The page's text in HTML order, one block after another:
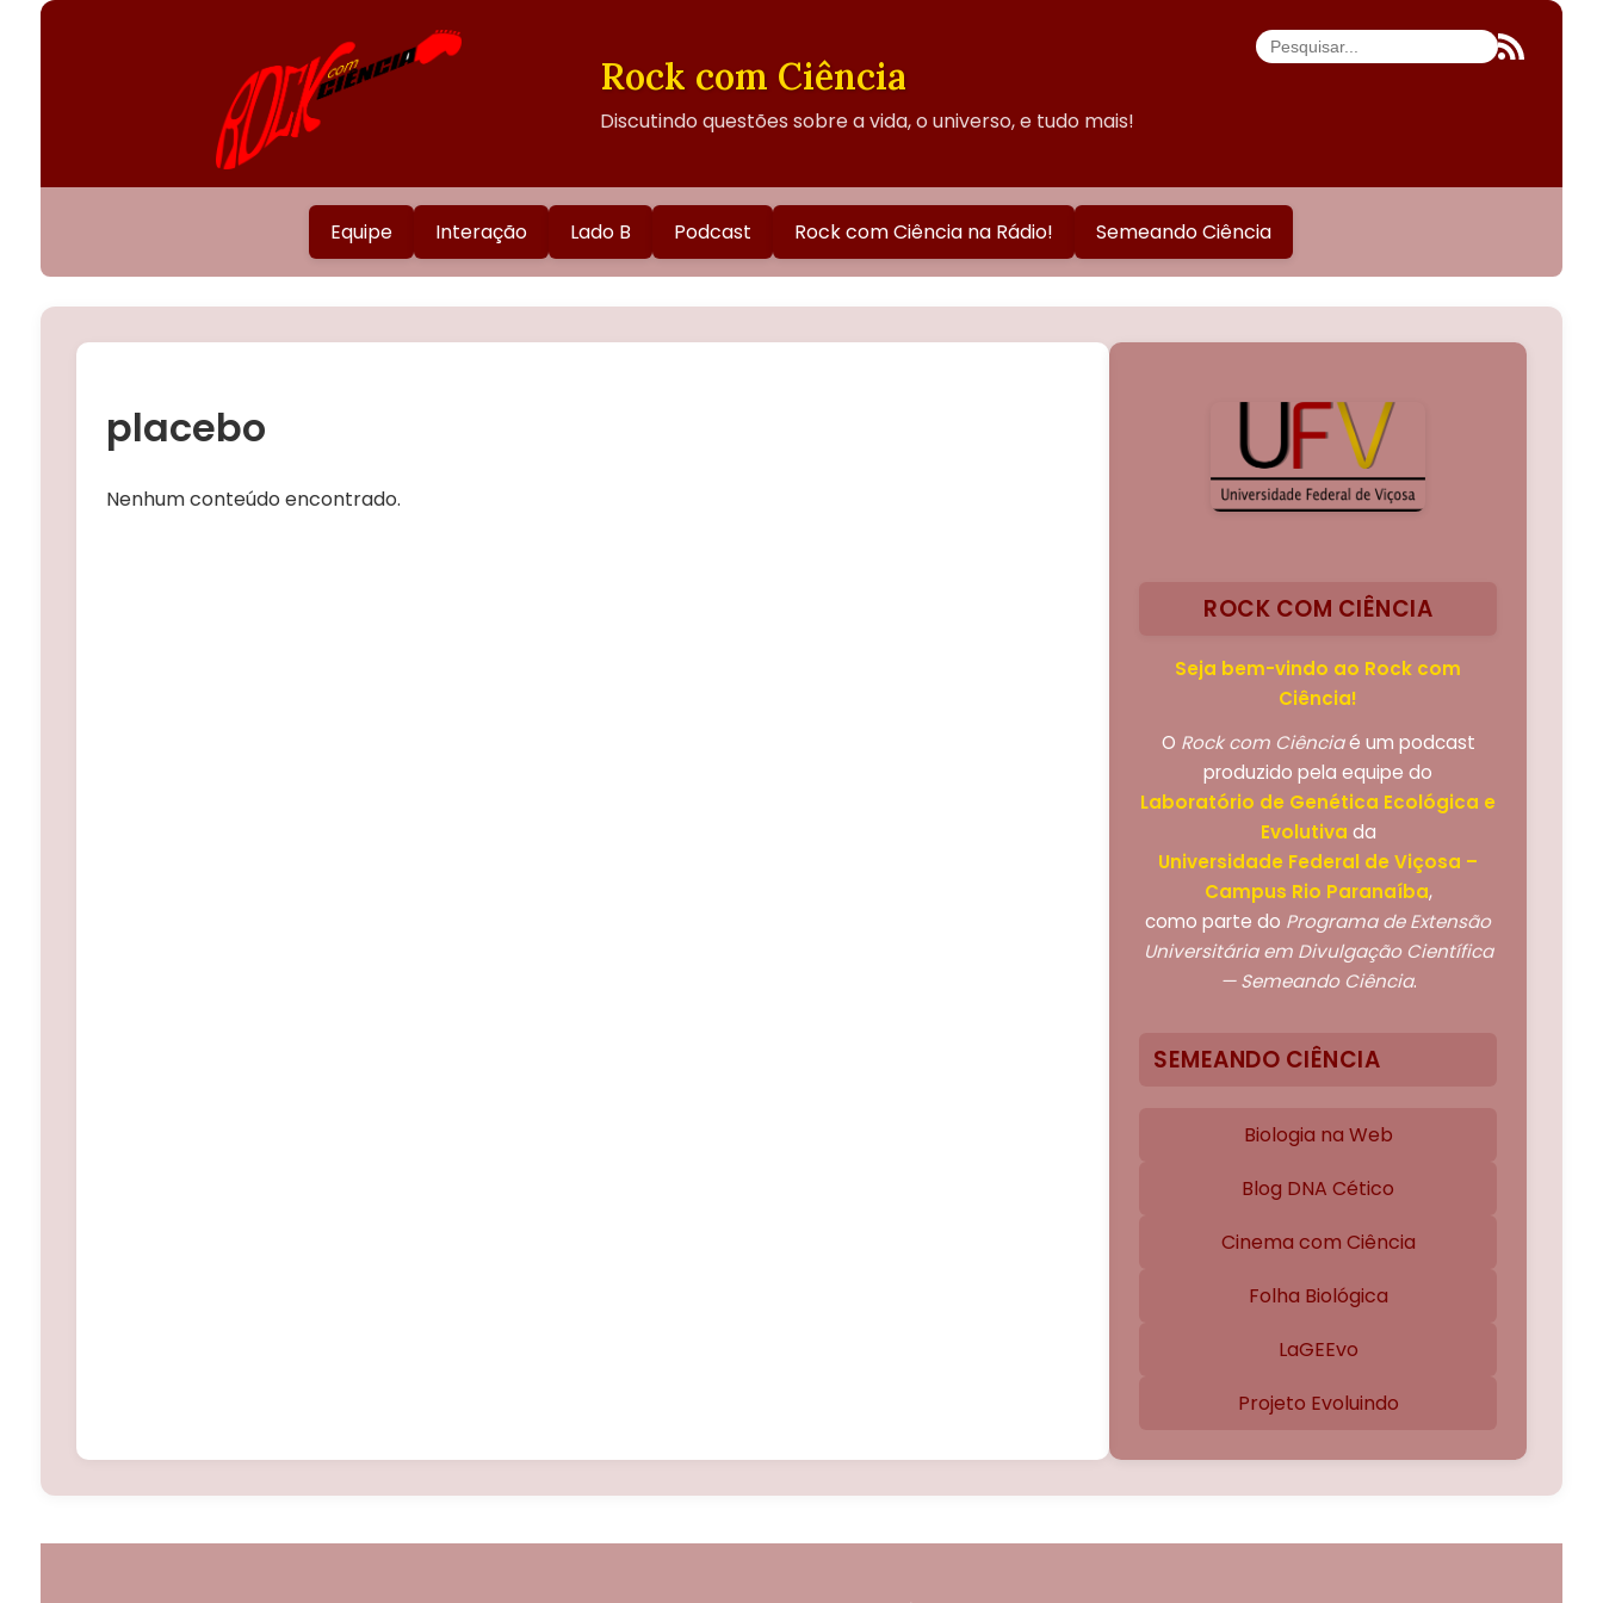
Rock com Ciência
Discutindo questões sobre a vida, o universo, e tudo mais!
Equipe Interação Lado B Podcast Rock com Ciência na Rádio! Semeando Ciência
placebo
Nenhum conteúdo encontrado.
ROCK COM CIÊNCIA
Seja bem-vindo ao Rock com
Ciência!
O Rock com Ciênciaé um podcast
produzido pela equipe do
Laboratório de Genética Ecológica e
Evolutiva da
Universidade Federal de Viçosa –
Campus Rio Paranaíba,
como parte do Programa de Extensão
Universitária em Divulgação Científica
— Semeando Ciência.
SEMEANDO CIÊNCIA
Biologia na Web
Blog DNA Cético
Cinema com Ciência
Folha Biológica
LaGEEvo
Projeto Evoluindo